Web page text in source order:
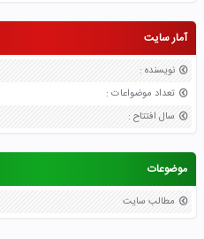
آمار سایت
نویسنده :
تعداد موضواعات :
سال افتتاح :
موضوعات
مطالب سایت